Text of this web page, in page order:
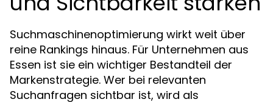
Suchmaschinenoptimierung wirkt weit über
reine Rankings hinaus. Für Unternehmen aus
Essen ist sie ein wichtiger Bestandteil der
Markenstrategie. Wer bei relevanten
Suchanfragen sichtbar ist, wird als